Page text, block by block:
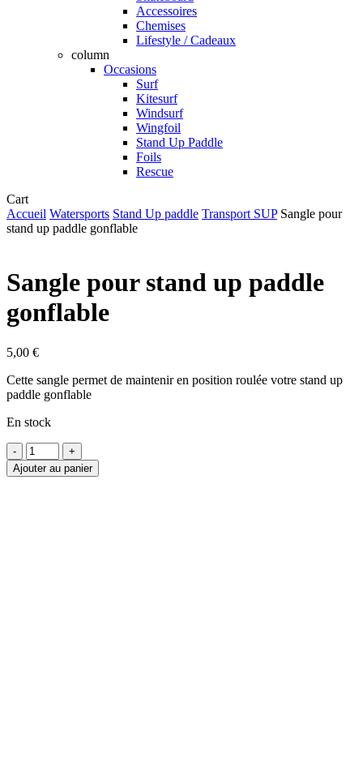
Accessoires
Chemises
Lifestyle / Cadeaux
column
Occasions
Surf
Kitesurf
Windsurf
Wingfoil
Stand Up Paddle
Foils
Rescue
CartClose
Cart
Accueil Watersports Stand Up paddle Transport SUP Sangle pour
stand up paddle gonflable
Sangle pour stand up paddle
gonflable
5,00 €
Cette sangle permet de maintenir en position roulée votre stand up
paddle gonflable
En stock
quantité
de
Sangle
Ajouter au panier